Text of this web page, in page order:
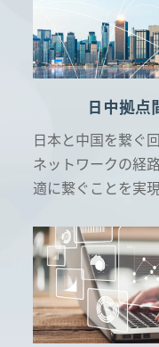
日中拠点
日本と中国を繋ぐ
ネットワークの経
適に繋ぐことを実